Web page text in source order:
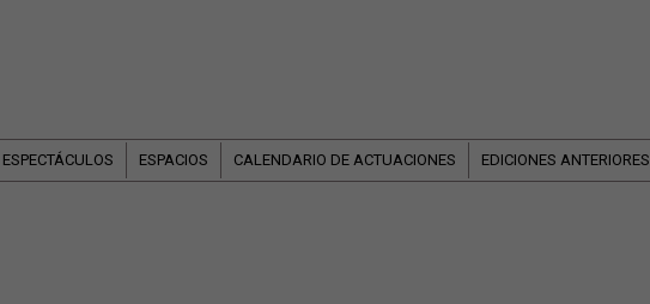
ESPACIOS CALENDARIO DE ACTUACIONES EDICIONES ANTERIORES